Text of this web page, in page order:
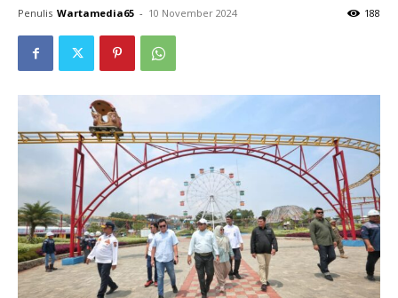
Penulis Wartamedia65 - 10 November 2024 188